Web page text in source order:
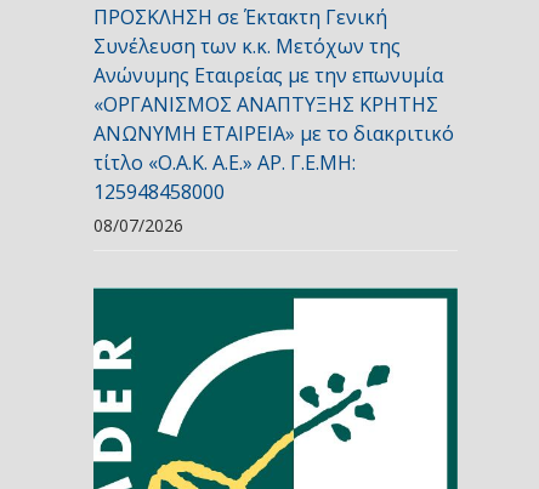
ΠΡΟΣΚΛΗΣΗ σε Έκτακτη Γενική
Συνέλευση των κ.κ. Μετόχων της
Ανώνυμης Εταιρείας με την επωνυμία
«ΟΡΓΑΝΙΣΜΟΣ ΑΝΑΠΤΥΞΗΣ ΚΡΗΤΗΣ
ΑΝΩΝΥΜΗ ΕΤΑΙΡΕΙΑ» με το διακριτικό
τίτλο «Ο.Α.Κ. Α.Ε.» ΑΡ. Γ.Ε.ΜΗ:
125948458000
08/07/2026